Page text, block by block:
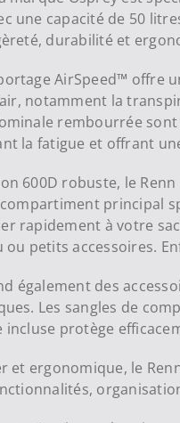
une capacité de 50
durabilité et
AirSpeed™ offre
notamment la
rembourrée
la fatigue et offrant
600D robuste, le
principal
rapidement à votre
ou petits accessoires.
également des
Les sangles de
incluse protège
et ergonomique, le